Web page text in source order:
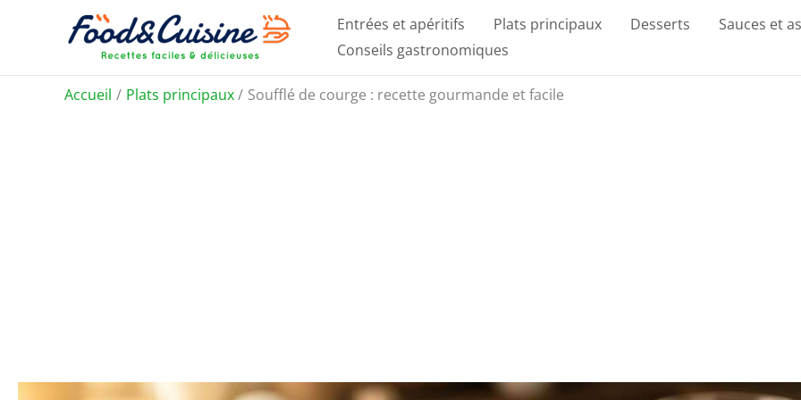
Entrées et apéritifs Plats principaux Desserts Sauces et
Conseils gastronomiques
Accueil Plats principaux Soufflé de courge : recette gourmande et facile